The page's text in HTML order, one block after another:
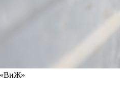
«ВиЖ»